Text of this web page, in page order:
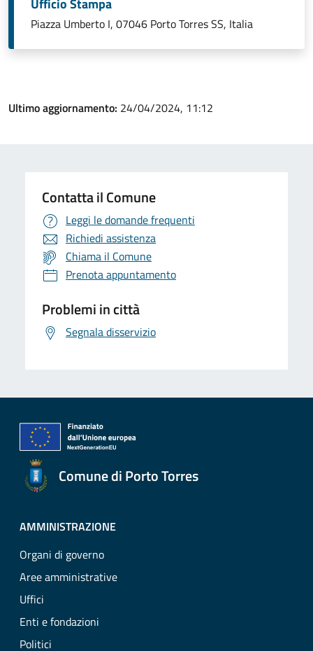
Ufficio Stampa
Piazza Umberto I, 07046 Porto Torres SS, Italia
Ultimo aggiornamento: 24/04/2024, 11:12
Contatta il Comune
Leggi le domande frequenti
Richiedi assistenza
Chiama il Comune
Prenota appuntamento
Problemi in città
Segnala disservizio
Comune di Porto Torres
AMMINISTRAZIONE
Organi di governo
Aree amministrative
Uffici
Enti e fondazioni
Politici